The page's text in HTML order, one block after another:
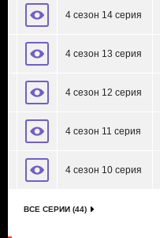
4 сезон 14 серия
4 сезон 13 серия
4 сезон 12 серия
4 сезон 11 серия
4 сезон 10 серия
ВСЕ СЕРИИ (44)